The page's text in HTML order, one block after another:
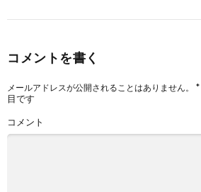
コメントを書く
メールアドレスが公開されることはありません。 *
目です
コメント